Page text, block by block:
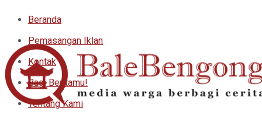
Beranda
Pemasangan Iklan
Kontak
Bagi Beritamu!
Tentang Kami